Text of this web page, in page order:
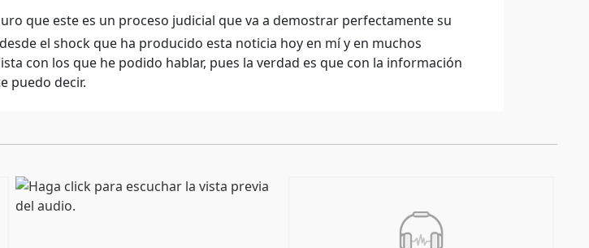
que este es un proceso judicial que va a demostrar perfectamente su
el shock que ha producido esta noticia hoy en mí y en muchos
con los que he podido hablar, pues la verdad es que con la información
puedo decir.